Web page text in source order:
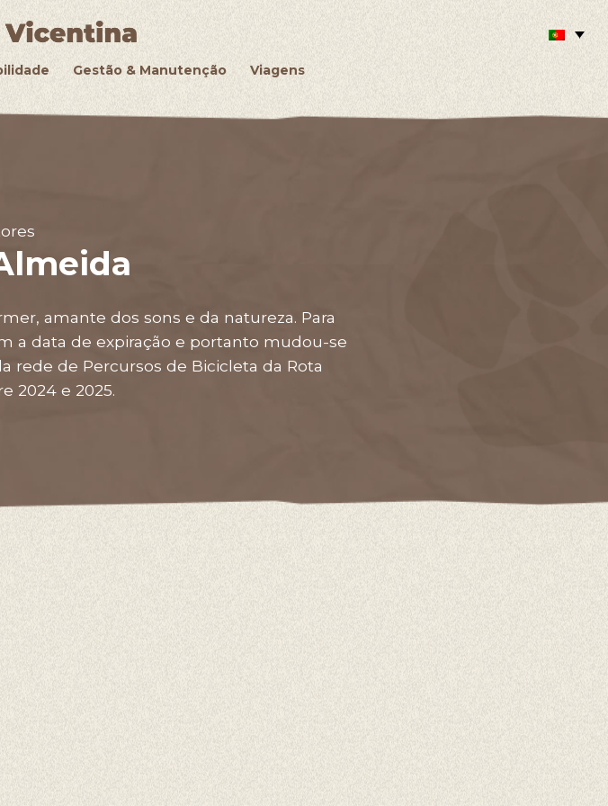
Gestão & Manutenção Viagens
amante dos sons e da natureza. Para
a data de expiração e portanto mudou-se
rede de Percursos de Bicicleta da Rota
2024 e 2025.